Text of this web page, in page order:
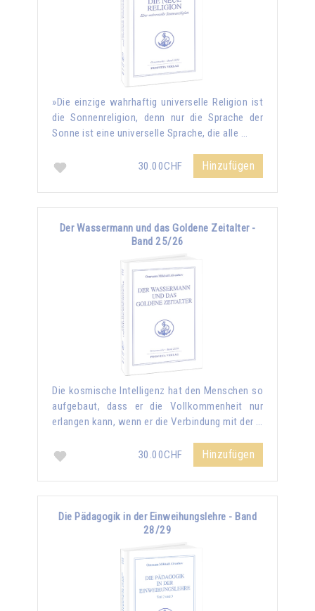
»Die einzige wahrhaftig universelle Religion ist
die Sonnenreligion, denn nur die Sprache der
Sonne ist eine universelle Sprache, die alle …
30.00CHF Hinzufügen
Der Wassermann und das Goldene Zeitalter -
Band 25/26
Die kosmische Intelligenz hat den Menschen so
aufgebaut, dass er die Vollkommenheit nur
erlangen kann, wenn er die Verbindung mit der …
30.00CHF Hinzufügen
Die Pädagogik in der Einweihungslehre - Band
28/29